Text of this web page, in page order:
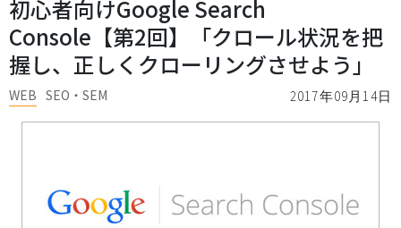
初心者向けGoogle Search
Console【第2回】「クロール状況を把
握し、正しくクローリングさせよう」
2017年09月14日
WEB SEO・SEM